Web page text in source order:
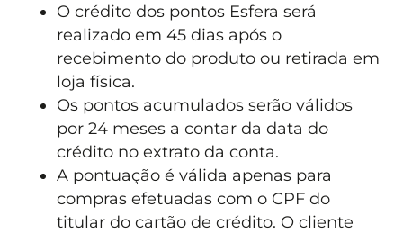
O crédito dos pontos Esfera será
realizado em 45 dias após o
recebimento do produto ou retirada em
loja física.
Os pontos acumulados serão válidos
por 24 meses a contar da data do
crédito no extrato da conta.
A pontuação é válida apenas para
compras efetuadas com o CPF do
titular do cartão de crédito. O cliente